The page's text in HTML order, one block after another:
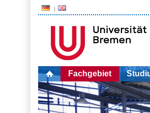
Fachgebiet